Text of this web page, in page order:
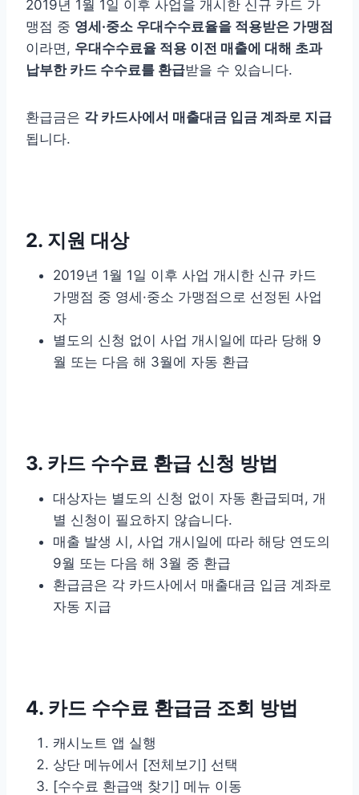
2019년 1월 1일 이후 사업을 개시한 신규 카드 가
맹점 중 영세·중소 우대수수료율을 적용받은 가맹점
이라면, 우대수수료율 적용 이전 매출에 대해 초과
납부한 카드 수수료를 환급받을 수 있습니다.
환급금은 각 카드사에서 매출대금 입금 계좌로 지급
됩니다.
2. 지원 대상
2019년 1월 1일 이후 사업 개시한 신규 카드
가맹점 중 영세·중소 가맹점으로 선정된 사업
자
별도의 신청 없이 사업 개시일에 따라 당해 9
월 또는 다음 해 3월에 자동 환급
3. 카드 수수료 환급 신청 방법
대상자는 별도의 신청 없이 자동 환급되며, 개
별 신청이 필요하지 않습니다.
매출 발생 시, 사업 개시일에 따라 해당 연도의
9월 또는 다음 해 3월 중 환급
환급금은 각 카드사에서 매출대금 입금 계좌로
자동 지급
4. 카드 수수료 환급금 조회 방법
캐시노트 앱 실행
상단 메뉴에서 [전체보기] 선택
[수수료 환급액 찾기] 메뉴 이동